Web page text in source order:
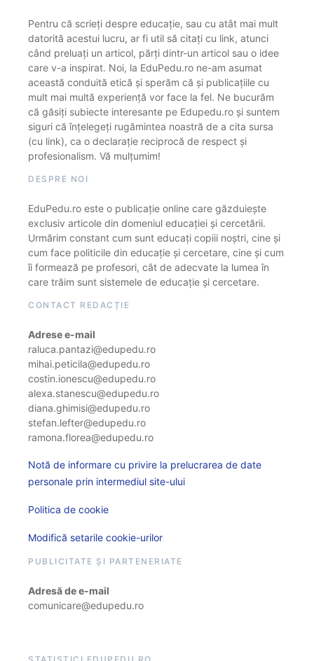
Pentru că scrieți despre educație, sau cu atât mai mult
datorită acestui lucru, ar fi util să citați cu link, atunci
când preluați un articol, părți dintr-un articol sau o idee
care v-a inspirat. Noi, la EduPedu.ro ne-am asumat
această conduită etică și sperăm că și publicațiile cu
mult mai multă experiență vor face la fel. Ne bucurăm
că găsiți subiecte interesante pe Edupedu.ro și suntem
siguri că înțelegeți rugămintea noastră de a cita sursa
(cu link), ca o declarație reciprocă de respect și
profesionalism. Vă mulțumim!
DESPRE NOI
EduPedu.ro este o publicație online care găzduiește
exclusiv articole din domeniul educației și cercetării.
Urmărim constant cum sunt educați copiii noștri, cine și
cum face politicile din educație și cercetare, cine și cum
îi formează pe profesori, cât de adecvate la lumea în
care trăim sunt sistemele de educație și cercetare.
CONTACT REDACȚIE
Adrese e-mail
raluca.pantazi@edupedu.ro
mihai.peticila@edupedu.ro
costin.ionescu@edupedu.ro
alexa.stanescu@edupedu.ro
diana.ghimisi@edupedu.ro
stefan.lefter@edupedu.ro
ramona.florea@edupedu.ro
Notă de informare cu privire la prelucrarea de date
personale prin intermediul site-ului
Politica de cookie
Modifică setarile cookie-urilor
PUBLICITATE ȘI PARTENERIATE
Adresă de e-mail
comunicare@edupedu.ro